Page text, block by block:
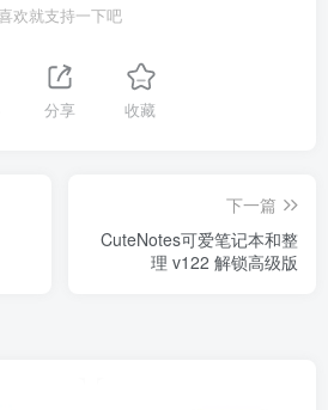
欢就支持一下吧
分享 收藏
下一篇
CuteNotes可爱笔记本和整
理 v122 解锁高级版